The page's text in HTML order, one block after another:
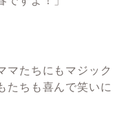
マたちにもマジック
たちも喜んで笑いに